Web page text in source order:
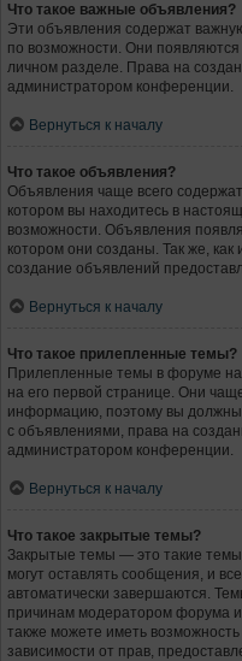
Что такое важные объявления?
Эти объявления содержат
по возможности. Они
личном разделе. Права на
администратором конференции.
Вернуться к началу
Что такое объявления?
Объявления чаще всего
котором вы находитесь в
возможности. Объявления
котором они созданы. Так же,
создание объявлений
Вернуться к началу
Что такое прилепленные темы?
Прилепленные темы в форуме
на его первой странице. Они
информацию, поэтому вы должны
с объявлениями, права на
администратором конференции.
Вернуться к началу
Что такое закрытые темы?
Закрытые темы — это такие
могут оставлять сообщения, и
автоматически завершаются.
причинам модератором форума
также можете иметь
зависимости от прав,